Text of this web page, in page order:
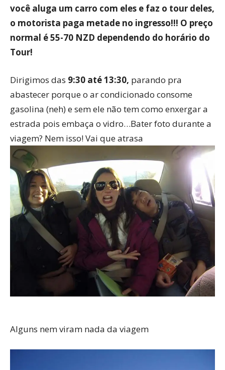
você aluga um carro com eles e faz o tour deles,
o motorista paga metade no ingresso!!! O preço
normal é 55-70 NZD dependendo do horário do
Tour!
Dirigimos das 9:30 até 13:30, parando pra
abastecer porque o ar condicionado consome
gasolina (neh) e sem ele não tem como enxergar a
estrada pois embaça o vidro…Bater foto durante a
viagem? Nem isso! Vai que atrasa
Alguns nem viram nada da viagem